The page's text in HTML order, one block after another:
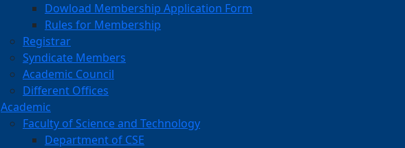
Dowload Membership Application Form
Rules for Membership
Registrar
Syndicate Members
Academic Council
Different Offices
Academic
Faculty of Science and Technology
Department of CSE